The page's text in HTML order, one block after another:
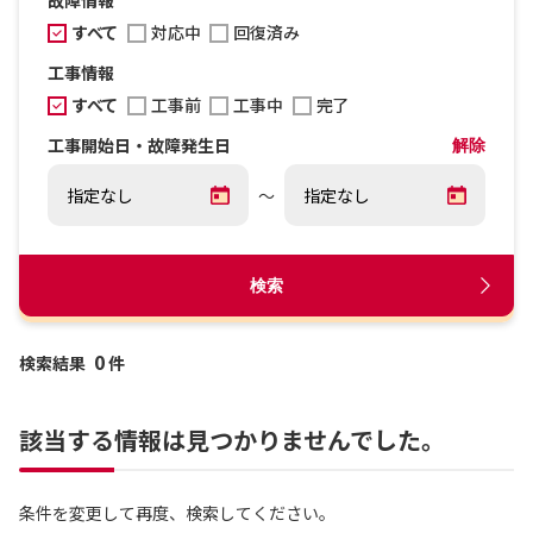
すべて
対応中
回復済み
工事情報
すべて
工事前 工事中
完了
工事開始日・故障発生日
解除
～
検索
検索結果 0件
該当する情報は見つかりませんでした。
条件を変更して再度、検索してください。